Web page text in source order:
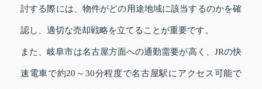
討する際には、物件がどの用途地域に該当するのかを確
認し、適切な売却戦略を立てることが重要です。
また、岐阜市は名古屋方面への通勤需要が高く、JRの快
速電車で約20～30分程度で名古屋駅にアクセス可能で